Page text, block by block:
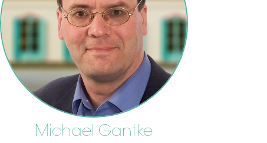
Michael Gantke